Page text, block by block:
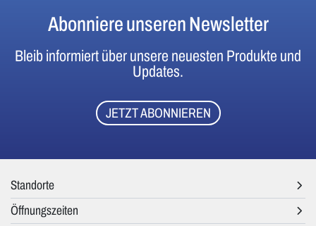
Abonniere unseren Newsletter
Bleib informiert über unsere neuesten Produkte und
Updates.
JETZT ABONNIEREN
Standorte
Öffnungszeiten